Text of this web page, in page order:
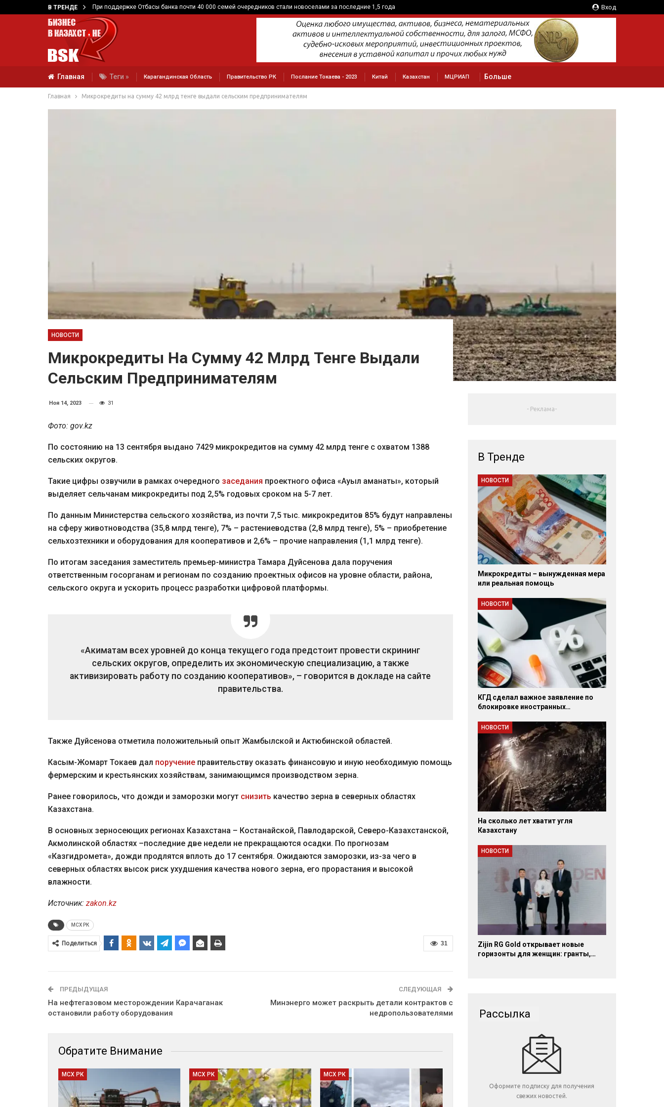
Вход
В ТРЕНДЕ При поддержке Отбасы банка почти 40 000 семей очередников стали новоселами за последние 1,5 года
Главная Теги » Карагандинская Область Правительство РК Послание Токаева - 2023 Китай Казахстан МЦРИАП Больше
Главная Микрокредиты на сумму 42 млрд тенге выдали сельским предпринимателям
НОВОСТИ
Микрокредиты На Сумму 42 Млрд Тенге Выдали
Сельским Предпринимателям
Ноя 14, 2023 31
Фото: gov.kz
По состоянию на 13 сентября выдано 7429 микрокредитов на сумму 42 млрд тенге с охватом 1388
сельских округов.
Такие цифры озвучили в рамках очередного заседания проектного офиса «Ауыл аманаты», который
выделяет сельчанам микрокредиты под 2,5% годовых сроком на 5-7 лет.
По данным Министерства сельского хозяйства, из почти 7,5 тыс. микрокредитов 85% будут направлены
на сферу животноводства (35,8 млрд тенге), 7% – растениеводства (2,8 млрд тенге), 5% – приобретение
сельхозтехники и оборудования для кооперативов и 2,6% – прочие направления (1,1 млрд тенге).
По итогам заседания заместитель премьер-министра Тамара Дуйсенова дала поручения
ответственным госорганам и регионам по созданию проектных офисов на уровне области, района,
сельского округа и ускорить процесс разработки цифровой платформы.
«Акиматам всех уровней до конца текущего года предстоит провести скрининг
сельских округов, определить их экономическую специализацию, а также
активизировать работу по созданию кооперативов», – говорится в докладе на сайте
правительства.
Также Дуйсенова отметила положительный опыт Жамбылской и Актюбинской областей.
Касым-Жомарт Токаев дал поручение правительству оказать финансовую и иную необходимую помощь
фермерским и крестьянских хозяйствам, занимающимся производством зерна.
Ранее говорилось, что дожди и заморозки могут снизить качество зерна в северных областях
Казахстана.
В основных зерносеющих регионах Казахстана – Костанайской, Павлодарской, Северо-Казахстанской,
Акмолинской областях –последние две недели не прекращаются осадки. По прогнозам
«Казгидромета», дожди продлятся вплоть до 17 сентября. Ожидаются заморозки, из-за чего в
северных областях высок риск ухудшения качества нового зерна, его прорастания и высокой
влажности.
Источник: zakon.kz
МСХ РК
31
Поделиться
ПРЕДЫДУЩАЯ
На нефтегазовом месторождении Карачаганак
остановили работу оборудования
СЛЕДУЮЩАЯ
Минэнерго может раскрыть детали контрактов с
недропользователями
Обратите Внимание
МСХ РК МСХ РК МСХ РК
- Реклама-
В Тренде
НОВОСТИ
Микрокредиты – вынужденная мера
или реальная помощь
НОВОСТИ
КГД сделал важное заявление по
блокировке иностранных…
НОВОСТИ
На сколько лет хватит угля
Казахстану
НОВОСТИ
Zijin RG Gold открывает новые
горизонты для женщин: гранты,…
Рассылка
Оформите подписку для получения
свежих новостей.